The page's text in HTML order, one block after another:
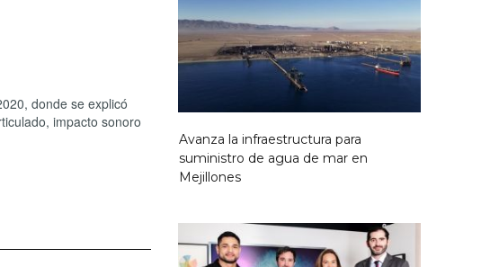
donde se explicó
impacto sonoro
Avanza la infraestructura para
suministro de agua de mar en
Mejillones